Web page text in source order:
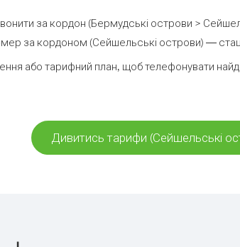
за кордон (Бермудські острови >
за кордоном (Сейшельські острови) —
або тарифний план, щоб телефонувати
Дивитись тарифи (Сейшельські